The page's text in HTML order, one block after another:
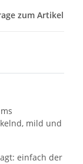
zum Artikel
mild und
einfach der